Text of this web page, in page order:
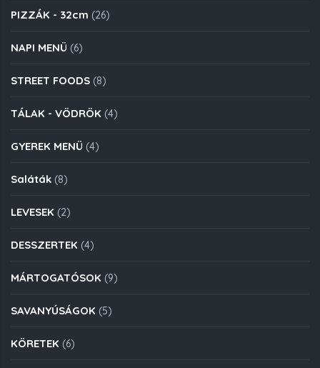
PIZZÁK - 32cm (26)
NAPI MENÜ (6)
STREET FOODS (8)
TÁLAK - VÖDRÖK (4)
GYEREK MENÜ (4)
Saláták (8)
LEVESEK (2)
DESSZERTEK (4)
MÁRTOGATÓSOK (9)
SAVANYÚSÁGOK (5)
KÖRETEK (6)